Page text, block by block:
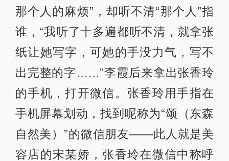
那个人的麻烦”，却听不清“那个人”指
谁，“我听了十多遍都听不清，就拿张
纸让她写字，可她的手没力气，写不
出完整的字……”李霞后来拿出张香玲
的手机，打开微信。张香玲用手指在
手机屏幕划动，找到呢称为“颂（东森
自然美）”的微信朋友——此人就是美
容店的宋某娇，张香玲在微信中称呼